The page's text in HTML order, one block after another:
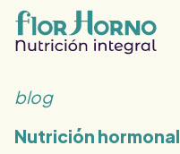
blog
Nutrición hormonal